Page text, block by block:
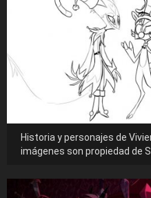
Historia y personajes de
imágenes son propiedad de